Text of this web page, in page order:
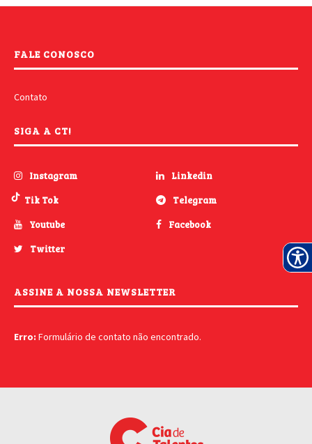
FALE CONOSCO
Contato
SIGA A CT!
Instagram
Linkedin
Tik Tok
Telegram
Youtube
Facebook
Twitter
ASSINE A NOSSA NEWSLETTER
Erro: Formulário de contato não encontrado.